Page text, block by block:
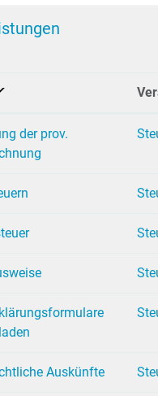
der prov.
Auskünfte